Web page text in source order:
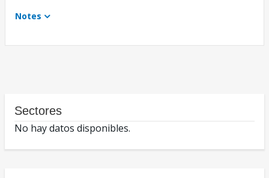
Notes
Sectores
No hay datos disponibles.